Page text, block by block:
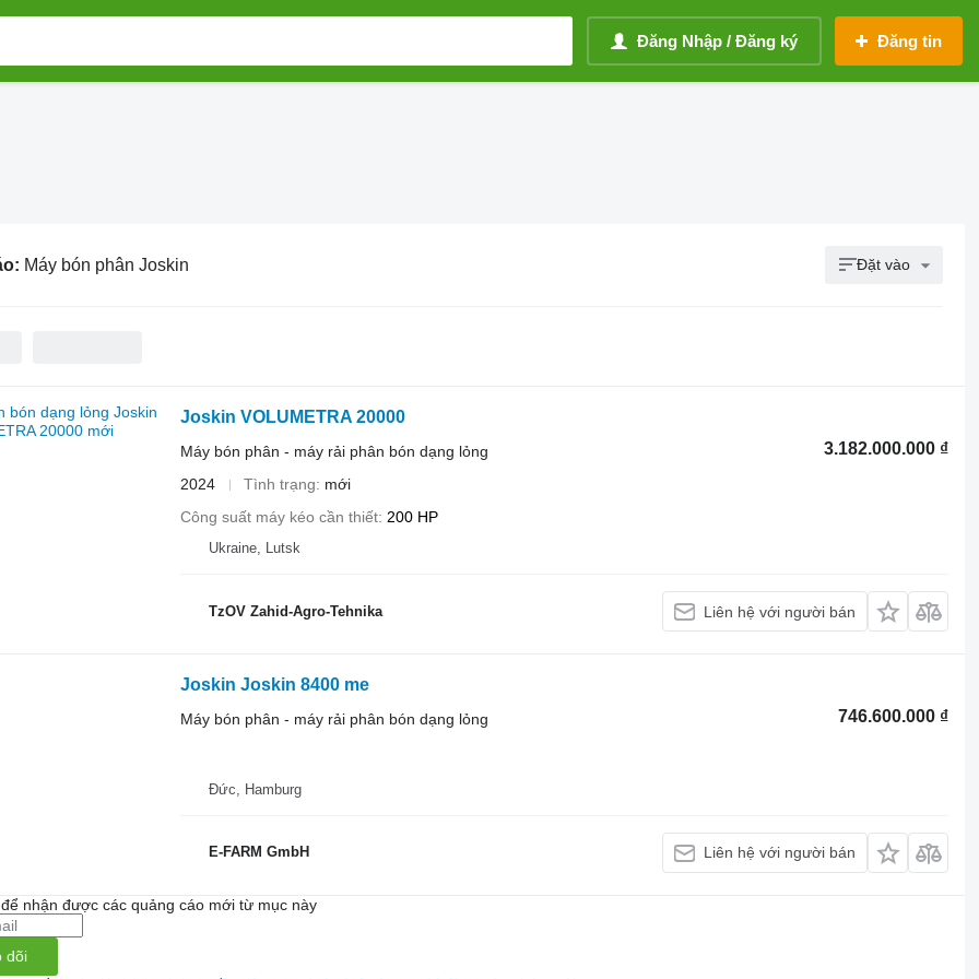
Đăng Nhập / Đăng ký Đăng tin
Máy bón phân Joskin Đặt vào
Joskin VOLUMETRA 20000
3.182.000.000 ₫
Máy bón phân - máy rải phân bón dạng lỏng
2024
Tình trạng
mới
Công suất máy kéo cần thiết 200 HP
Ukraine, Lutsk
TzOV Zahid-Agro-Tehnika Liên hệ với người bán
Joskin Joskin 8400 me
746.600.000 ₫
Máy bón phân - máy rải phân bón dạng lỏng
Đức, Hamburg
E-FARM GmbH Liên hệ với người bán
nhận được các quảng cáo mới từ mục này
dõi